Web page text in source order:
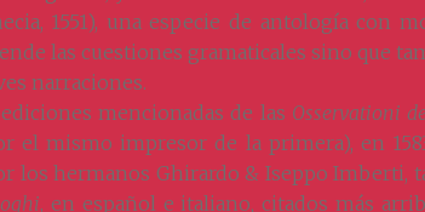
1551), una especie de antología con
las cuestiones gramaticales sino que
narraciones.
mencionadas de las Osservationi
el mismo impresor de la primera), en
los hermanos Ghirardo & Iseppo Imberti,
, en español e italiano,citados más